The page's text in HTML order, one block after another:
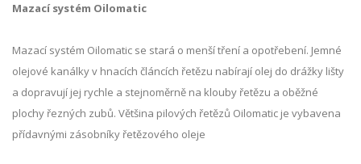
Mazací systém Oilomatic
Mazací systém Oilomatic se stará o menší tření a opotřebení. Jemné
olejové kanálky v hnacích článcích řetězu nabírají olej do drážky lišty
a dopravují jej rychle a stejnoměrně na klouby řetězu a oběžné
plochy řezných zubů. Většina pilových řetězů Oilomatic je vybavena
přídavnými zásobníky řetězového oleje